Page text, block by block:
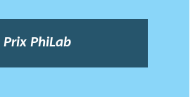
Prix PhiLab